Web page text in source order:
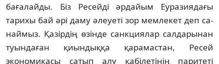
бағалайды. Біз Ресейді әрдайым Еура­зиядағы
тарихы бай әрі даму әлеуеті зор мемлекет деп са­
наймыз. Қазірдің өзінде санк­циялар сал­дарынан
туындаған қиын­дыққа қарамас­тан, Ресей
экономикасы са­тып алу қабі­летінің паритеті